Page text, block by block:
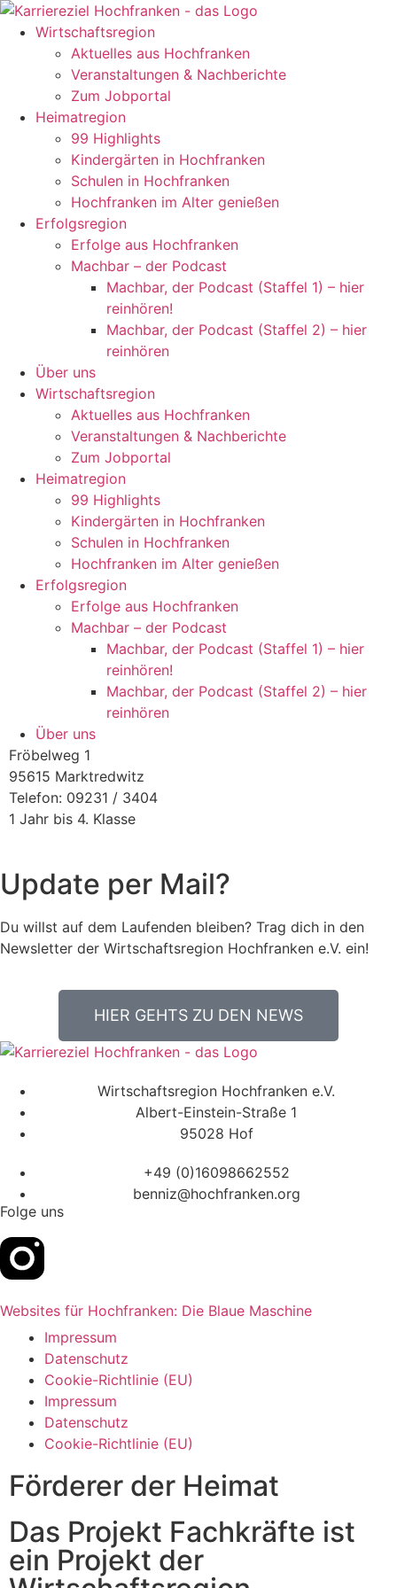
springen
Wirtschaftsregion
Aktuelles aus Hochfranken
Veranstaltungen & Nachberichte
Zum Jobportal
Heimatregion
99 Highlights
Kindergärten in Hochfranken
Schulen in Hochfranken
Hochfranken im Alter genießen
Erfolgsregion
Erfolge aus Hochfranken
Machbar – der Podcast
Machbar, der Podcast (Staffel 1) – hier
reinhören!
Machbar, der Podcast (Staffel 2) – hier
reinhören
Über uns
Wirtschaftsregion
Aktuelles aus Hochfranken
Veranstaltungen & Nachberichte
Zum Jobportal
Heimatregion
99 Highlights
Kindergärten in Hochfranken
Schulen in Hochfranken
Hochfranken im Alter genießen
Erfolgsregion
Erfolge aus Hochfranken
Machbar – der Podcast
Machbar, der Podcast (Staffel 1) – hier
reinhören!
Machbar, der Podcast (Staffel 2) – hier
reinhören
Über uns
Fröbelweg 1
95615 Marktredwitz
Telefon: 09231 / 3404
1 Jahr bis 4. Klasse
Update per Mail?
Du willst auf dem Laufenden bleiben? Trag dich in den
Newsletter der Wirtschaftsregion Hochfranken e.V. ein!
HIER GEHTS ZU DEN NEWS
Wirtschaftsregion Hochfranken e.V.
Albert-Einstein-Straße 1
95028 Hof
+49 (0)16098662552
benniz@hochfranken.org
Folge uns
Websites für Hochfranken: Die Blaue Maschine
Impressum
Datenschutz
Cookie-Richtlinie (EU)
Impressum
Datenschutz
Cookie-Richtlinie (EU)
Förderer der Heimat
Das Projekt Fachkräfte ist
ein Projekt der